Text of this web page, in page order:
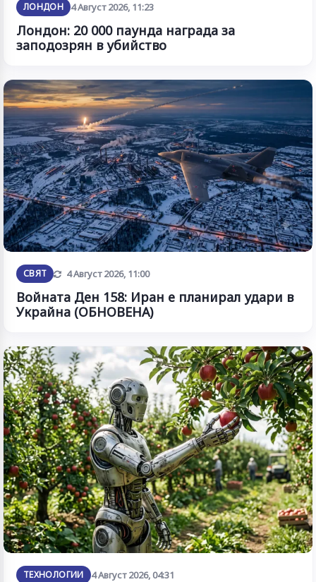
ЛОНДОН 4 Август 2026, 11:23
Лондон: 20 000 паунда награда за
заподозрян в убийство
СВЯТ Обновена
4 Август 2026, 11:00
Войната Ден 158: Иран е планирал удари в
Украйна (ОБНОВЕНА)
ТЕХНОЛОГИИ 4 Август 2026, 04:31